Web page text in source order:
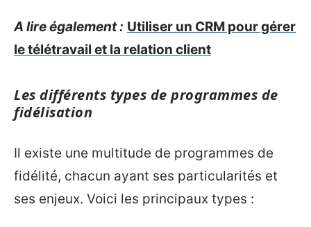
A lire également : Utiliser un CRM pour gérer
le télétravail et la relation client
Les différents types de programmes de
fidélisation
Il existe une multitude de programmes de
fidélité, chacun ayant ses particularités et
ses enjeux. Voici les principaux types :